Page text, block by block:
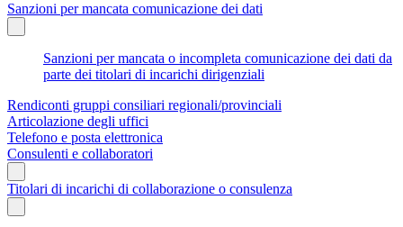
Sanzioni per mancata comunicazione dei dati
Sanzioni per mancata o incompleta comunicazione dei dati da
parte dei titolari di incarichi dirigenziali
Rendiconti gruppi consiliari regionali/provinciali
Articolazione degli uffici
Telefono e posta elettronica
Consulenti e collaboratori
Titolari di incarichi di collaborazione o consulenza